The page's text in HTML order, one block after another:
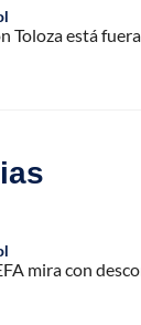
Toloza está
mira con